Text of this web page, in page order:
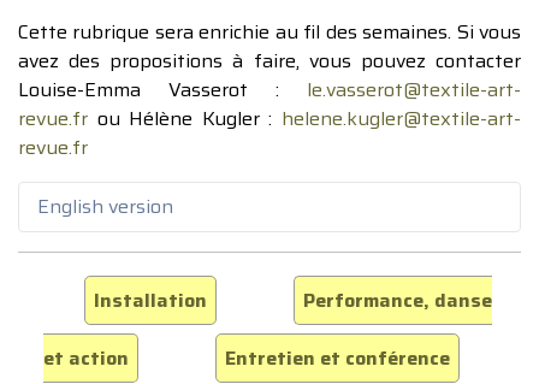
Cette rubrique sera enrichie au fil des semaines. Si vous
avez des propositions à faire, vous pouvez contacter
Louise-Emma Vasserot : le.vasserot@textile-art-
revue.fr ou Hélène Kugler : helene.kugler@textile-art-
revue.fr
English version
Installation
Performance, danse
et action
Entretien et conférence